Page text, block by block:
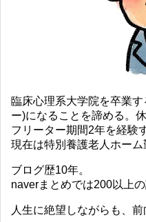
臨床心理系大学院を卒業
ー)になることを諦める。
フリーター期間2年を経験
現在は特別養護老人ホーム
ブログ歴10年。
naverまとめでは200以上の
人生に絶望しながらも、